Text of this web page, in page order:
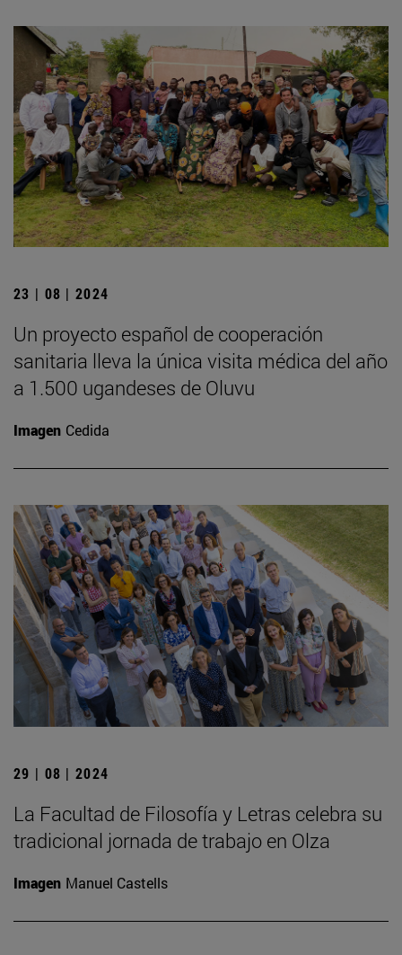
23 | 08 | 2024
Un proyecto español de cooperación
sanitaria lleva la única visita médica del año
a 1.500 ugandeses de Oluvu
Imagen Cedida
29 | 08 | 2024
La Facultad de Filosofía y Letras celebra su
tradicional jornada de trabajo en Olza
Imagen Manuel Castells